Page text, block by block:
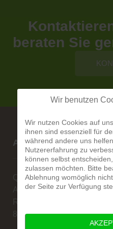
beraten Sie
Alberg-Natursteine
Qualität ist unsere Stärke
Alexander Alberg
Rengoldshauserstr. 1A
88662 Überlingen
Wir benutzen
Wir nutzen Cookies auf
ihnen sind essenziell für
während andere uns
Nutzererfahrung zu
können selbst
zulassen möchten. Bitte
Ablehnung womöglich
der Seite zur Verfügung